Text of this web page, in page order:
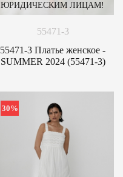
ЮРИДИЧЕСКИМ ЛИЦАМ!
55471-3
55471-3 Платье женское -
SUMMER 2024 (55471-3)
30%